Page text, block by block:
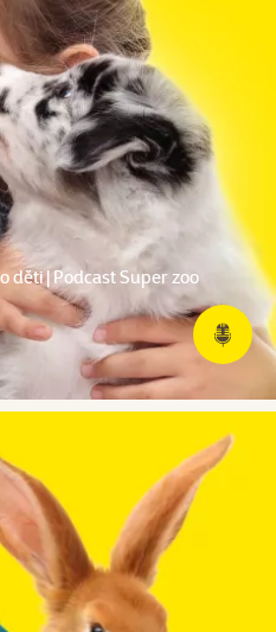
děti | Podcast Super zoo